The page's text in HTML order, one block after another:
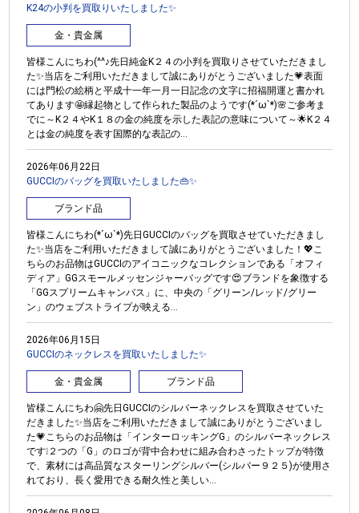
K24の小判を買取りいたしました✨
金・貴金属
皆様こんにちわ(^^♪先日純金K２４の小判を買取りさせていただきまし
た✨当店をご利用いただきまして誠にありがとうございました💗表面
には門松の絵柄と平成十一年一月一日記念の文字に招福開運と書かれ
てあります🤩縁起物として作られた製品のようです(*´ω`*)🌸ご参考ま
でに～K２４やK１８の金の純度を示した表記の意味について～🌟K２４
とは金の純度を表す国際的な表記の...
2026年06月22日
GUCCIのバッグを買取いたしました👜✨
ブランド品
皆様こんにちわ(*´ω`*)先日GUCCIのバッグを買取させていただきまし
た✨当店をご利用いただきまして誠にありがとうございました！💖こ
ちらのお品物はGUCCIのアイコニックなコレクションである「オフィ
ディア」GGスモールメッセンジャーバッグです😍ブランドを象徴する
「GGスプリームキャンバス」に、中央の「グリーン/レッド/グリー
ン」のウェブストライプが映える...
2026年06月15日
GUCCIのネックレスを買取いたしました✨
金・貴金属 ブランド品
皆様こんにちわ🤗先日GUCCIのシルバーネックレスを買取させていた
だきました✨当店をご利用いただきまして誠にありがとうございまし
た💗こちらのお品物は「インターロッキングG」のシルバーネックレス
です❕２つの「G」のロゴが背中合わせに組み合わさったトップが特徴
で、素材には高品質なスターリングシルバー(シルバー９２５)が使用さ
れており、長く愛用できる耐久性と美しい...